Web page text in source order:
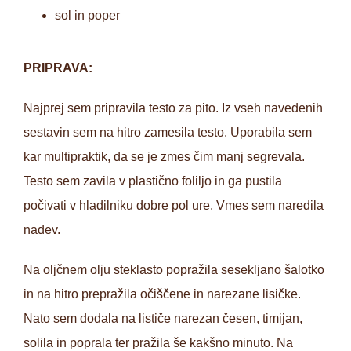
sol in poper
PRIPRAVA:
Najprej sem pripravila testo za pito. Iz vseh navedenih
sestavin sem na hitro zamesila testo. Uporabila sem
kar multipraktik, da se je zmes čim manj segrevala.
Testo sem zavila v plastično foliljo in ga pustila
počivati v hladilniku dobre pol ure. Vmes sem naredila
nadev.
Na oljčnem olju steklasto popražila sesekljano šalotko
in na hitro prepražila očiščene in narezane lisičke.
Nato sem dodala na lističe narezan česen, timijan,
solila in poprala ter pražila še kakšno minuto. Na